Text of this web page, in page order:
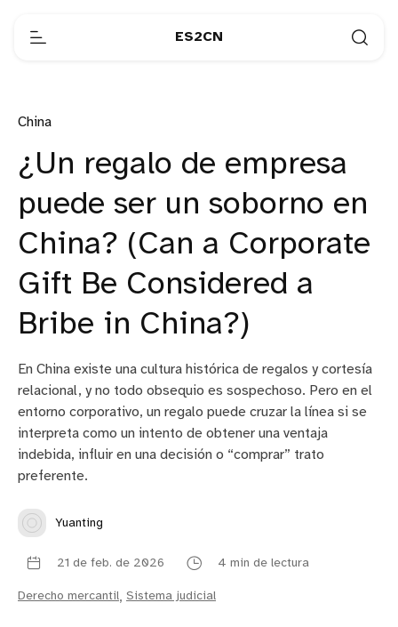
ES2CN
China
¿Un regalo de empresa
puede ser un soborno en
China? (Can a Corporate
Gift Be Considered a
Bribe in China?)
En China existe una cultura histórica de regalos y cortesía
relacional, y no todo obsequio es sospechoso. Pero en el
entorno corporativo, un regalo puede cruzar la línea si se
interpreta como un intento de obtener una ventaja
indebida, influir en una decisión o “comprar” trato
preferente.
Yuanting
21 de feb. de 2026 4 min de lectura
Derecho mercantil, Sistema judicial